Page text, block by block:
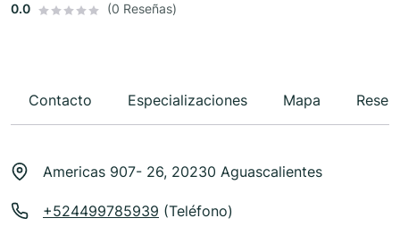
0.0
(0 Reseñas)
Contacto Especializaciones Mapa
Americas 907- 26, 20230 Aguascalientes
+524499785939 (Teléfono)